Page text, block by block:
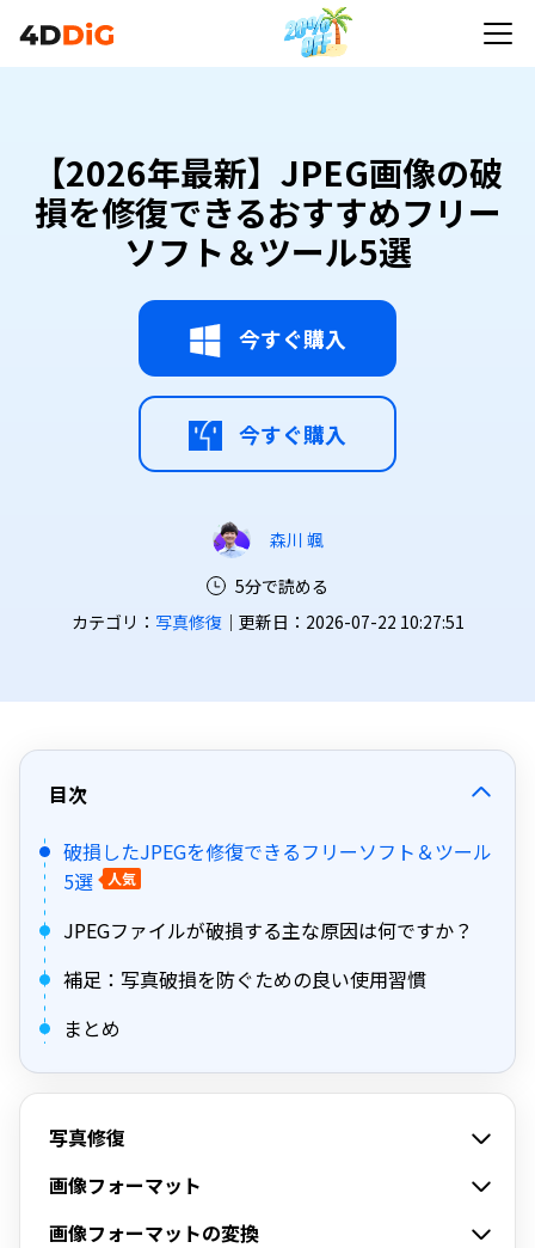
【2026年最新】JPEG画像の破
損を修復できるおすすめフリー
ソフト＆ツール5選
今すぐ購入
今すぐ購入
森川 颯
5分で読める
カテゴリ： 写真修復｜更新日：2026-07-22 10:27:51
目次
破損したJPEGを修復できるフリーソフト＆ツール
5選
人気
JPEGファイルが破損する主な原因は何ですか？
補足：写真破損を防ぐための良い使用習慣
まとめ
写真修復
画像フォーマット
画像フォーマットの変換